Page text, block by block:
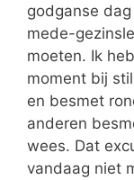
godganse
mede-
moeten. Ik
moment bij
en besmet
anderen
wees. Dat
vandaag niet